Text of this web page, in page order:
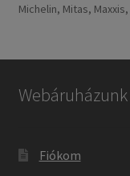
Michelin, Mitas,
Webáruházunk
Fiókom